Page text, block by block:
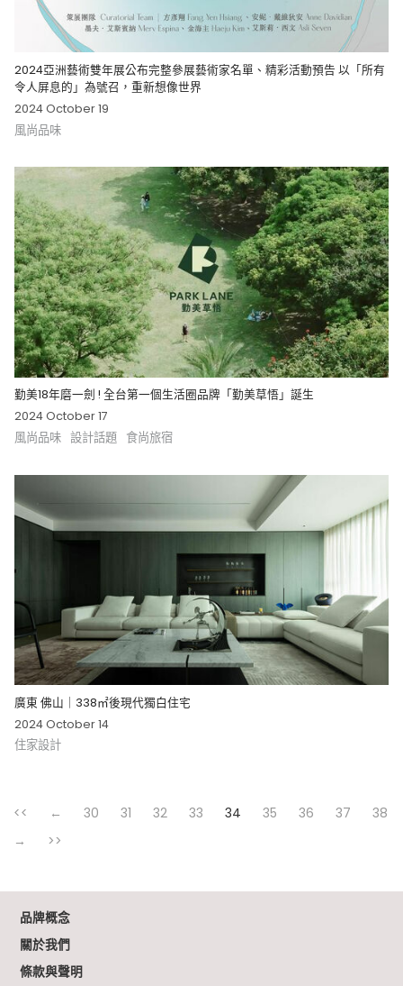
2024亞洲藝術雙年展公布完整參展藝術家名單、精彩活動預告 以「所有
令人屏息的」為號召，重新想像世界
2024 October 19
風尚品味
勤美18年磨一劍 ! 全台第一個生活圈品牌「勤美草悟」誕生
2024 October 17
風尚品味 設計話題 食尚旅宿
廣東 佛山｜338㎡後現代獨白住宅
2024 October 14
住家設計
<< ← 30 31 32 33 34 35 36 37
38
→
>>
品牌概念
關於我們
條款與聲明